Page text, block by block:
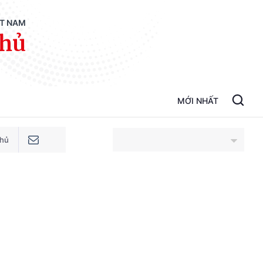
NAM
MỚI NHẤT